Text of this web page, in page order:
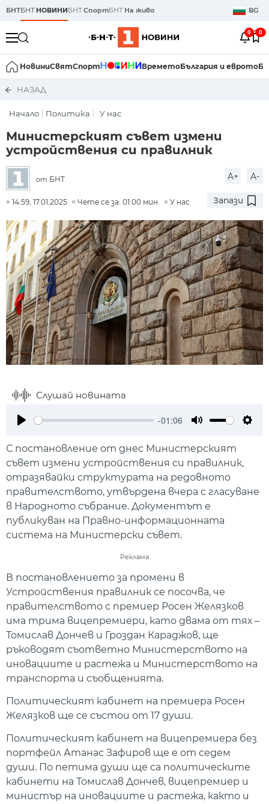
БНТБНТ НОВИНИБНТСпортБНТ На живо BG
0 0
НовиниСвятСпорт ВреметоБългария и еврото
НАЗАД
Начало Политика У нас
Министерският съвет измени
устройствения си правилник
от БНТ A+ A-
14:59, 17.01.2025 Чете се за: 01:00 мин. У нас Запази
Слушай новината
-01:06
С постановление от днес Министерският
съвет измени устройствения си правилник,
отразявайки структурата на редовното
правителството, утвърдена вчера с гласуване
в Народното събрание. Документът е
публикуван на Правно-информационната
система на Министерски съвет.
Реклама
В постановлението за промени в
Устройствения правилник се посочва, че
правителството с премиер Росен Желязков
има трима вицепремиери, като двама от тях –
Томислав Дончев и Гроздан Караджов, ще
ръководят съответно Министерството на
иновациите и растежа и Министерството на
транспорта и съобщенията.
Политическият кабинет на премиера Росен
Желязков ще се състои от 17 души.
Политическият кабинет на вицепремиера без
портфейл Атанас Зафиров ще е от седем
души. По петима души ще са политическите
кабинети на Томислав Дончев, вицепремиер и
министър на иновациите и растежа, както и